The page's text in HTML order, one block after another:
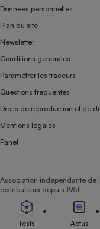
Données personnelles
Plan du site
Newsletter
Conditions générales
Paramétrer les traceurs
Questions fréquentes
Droits de reproduction et de
Mentions légales
Panel
Association indépendante de
distributeurs depuis 1951.
Tests Actus